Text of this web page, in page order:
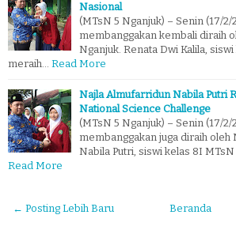
Nasional
(MTsN 5 Nganjuk) – Senin (17/2/
membanggakan kembali diraih
Nganjuk. Renata Dwi Kalila,
meraih… Read More
Najla Almufarridun Nabila Putri
National Science Challenge
(MTsN 5 Nganjuk) – Senin (17/
membanggakan juga diraih
Nabila Putri, siswi kelas 8I
Read More
← Posting Lebih Baru Beranda